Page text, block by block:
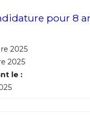
pour 8
2025
2025
le :